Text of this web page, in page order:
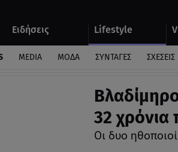
Ειδήσεις Lifestyle
Αυτοκίνητο
MEDIA ΜΟΔΑ ΣΥΝΤΑΓΕΣ ΣΧΕΣΕΙΣ
32 χρόνια
Οι δυο